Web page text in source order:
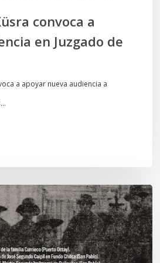
convoca a
en Juzgado de
a apoyar nueva audiencia a